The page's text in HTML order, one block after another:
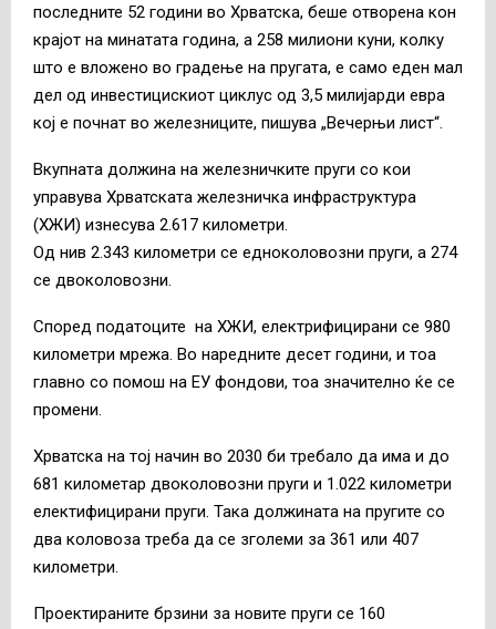
последните 52 години во Хрватска, беше отворена кон
крајот на минатата година, а 258 милиони куни, колку
што е вложено во градење на пругата, е само еден мал
дел од инвестицискиот циклус од 3,5 милијарди евра
кој е почнат во железниците, пишува „Вечерњи лист“.
Вкупната должина на железничките пруги со кои
управува Хрватската железничка инфраструктура
(ХЖИ) изнесува 2.617 километри.
Од нив 2.343 километри се едноколовозни пруги, а 274
се двоколовозни.
Според податоците на ХЖИ, електрифицирани се 980
километри мрежа. Во наредните десет години, и тоа
главно со помош на ЕУ фондови, тоа значително ќе се
промени.
Хрватска на тој начин во 2030 би требало да има и до
681 километар двоколовозни пруги и 1.022 километри
електифицирани пруги. Така должината на пругите со
два коловоза треба да се зголеми за 361 или 407
километри.
Проектираните брзини за новите пруги се 160